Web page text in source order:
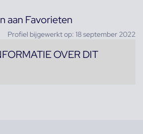
aan Favorieten
Profiel bijgewerkt op: 18 september 2022
OVER DIT